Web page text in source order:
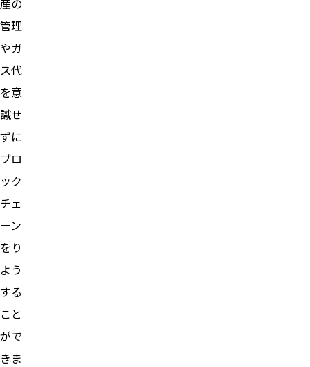
産の
管理
やガ
ス代
を意
識せ
ずに
ブロ
ック
チェ
ーン
をり
よう
する
こと
がで
きま